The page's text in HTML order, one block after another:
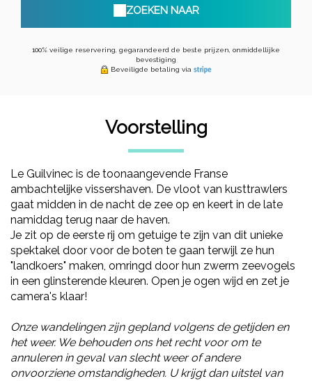
ZOEKEN NAAR
100% veilige reservering, gegarandeerd de beste prijzen, onmiddellijke
bevestiging
Beveiligde betaling via
Voorstelling
Le Guilvinec is de toonaangevende Franse
ambachtelijke vissershaven. De vloot van kusttrawlers
gaat midden in de nacht de zee op en keert in de late
namiddag terug naar de haven.
Je zit op de eerste rij om getuige te zijn van dit unieke
spektakel door voor de boten te gaan terwijl ze hun
"landkoers" maken, omringd door hun zwerm zeevogels
in een glinsterende kleuren. Open je ogen wijd en zet je
camera's klaar!
Onze wandelingen zijn gepland volgens de getijden en
het weer. We behouden ons het recht voor om te
annuleren in geval van slecht weer of andere
onvoorziene omstandigheden. U krijgt dan uitstel van